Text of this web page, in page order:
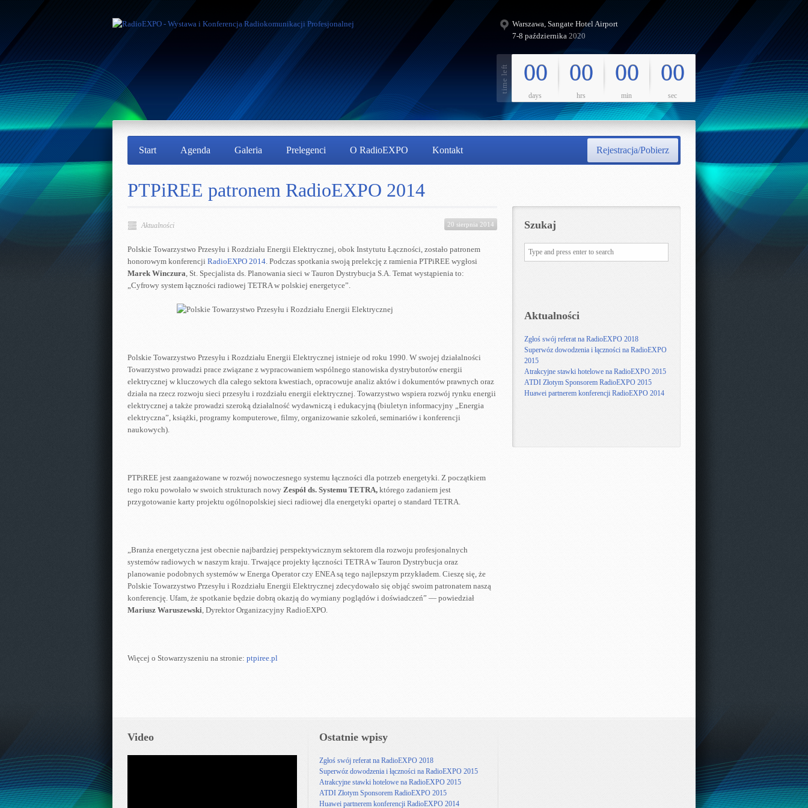
Warszawa, Sangate Hotel Airport
7-8 października 2020
00
days
00
hrs
00
min
00
sec
Start Agenda Galeria Prelegenci O RadioEXPO Kontakt Rejestracja/Pobierz
PTPiREE patronem RadioEXPO 2014
20 sierpnia 2014
Aktualności
Polskie Towarzystwo Przesyłu i Rozdziału Energii Elektrycznej, obok Instytutu Łączności, zostało patronem
honorowym konferencji RadioEXPO 2014. Podczas spotkania swoją prelekcję z ramienia PTPiREE wygłosi
Marek Winczura, St. Specjalista ds. Planowania sieci w Tauron Dystrybucja S.A. Temat wystąpienia to:
„Cyfrowy system łączności radiowej TETRA w polskiej energetyce”.
Polskie Towarzystwo Przesyłu i Rozdziału Energii Elektrycznej istnieje od roku 1990. W swojej działalności
Towarzystwo prowadzi prace związane z wypracowaniem wspólnego stanowiska dystrybutorów energii
elektrycznej w kluczowych dla całego sektora kwestiach, opracowuje analiz aktów i dokumentów prawnych oraz
działa na rzecz rozwoju sieci przesyłu i rozdziału energii elektrycznej. Towarzystwo wspiera rozwój rynku energii
elektrycznej a także prowadzi szeroką działalność wydawniczą i edukacyjną (biuletyn informacyjny „Energia
elektryczna”, książki, programy komputerowe, filmy, organizowanie szkoleń, seminariów i konferencji
naukowych).
PTPiREE jest zaangażowane w rozwój nowoczesnego systemu łączności dla potrzeb energetyki. Z początkiem
tego roku powołało w swoich strukturach nowy Zespół ds. Systemu TETRA, którego zadaniem jest
przygotowanie karty projektu ogólnopolskiej sieci radiowej dla energetyki opartej o standard TETRA.
„Branża energetyczna jest obecnie najbardziej perspektywicznym sektorem dla rozwoju profesjonalnych
systemów radiowych w naszym kraju. Trwające projekty łączności TETRA w Tauron Dystrybucja oraz
planowanie podobnych systemów w Energa Operator czy ENEA są tego najlepszym przykładem. Cieszę się, że
Polskie Towarzystwo Przesyłu i Rozdziału Energii Elektrycznej zdecydowało się objąć swoim patronatem naszą
konferencję. Ufam, że spotkanie będzie dobrą okazją do wymiany poglądów i doświadczeń” — powiedział
Mariusz Waruszewski, Dyrektor Organizacyjny RadioEXPO.
Więcej o Stowarzyszeniu na stronie: ptpiree.pl
Szukaj
Aktualności
Zgłoś swój referat na RadioEXPO 2018
Superwóz dowodzenia i łączności na RadioEXPO
2015
Atrakcyjne stawki hotelowe na RadioEXPO 2015
ATDI Złotym Sponsorem RadioEXPO 2015
Huawei partnerem konferencji RadioEXPO 2014
Video Ostatnie wpisy
Zgłoś swój referat na RadioEXPO 2018
Superwóz dowodzenia i łączności na RadioEXPO 2015
Atrakcyjne stawki hotelowe na RadioEXPO 2015
ATDI Złotym Sponsorem RadioEXPO 2015
Huawei partnerem konferencji RadioEXPO 2014